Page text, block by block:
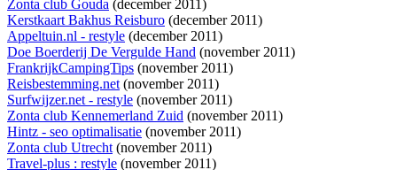
Zonta club Gouda (december 2011)
Kerstkaart Bakhus Reisburo (december 2011)
Appeltuin.nl - restyle (december 2011)
Doe Boerderij De Vergulde Hand (november 2011)
FrankrijkCampingTips (november 2011)
Reisbestemming.net(november 2011)
Surfwijzer.net - restyle (november 2011)
Zonta club Kennemerland Zuid (november 2011)
Hintz - seo optimalisatie (november 2011)
Zonta club Utrecht(november 2011)
Travel-plus : restyle (november 2011)